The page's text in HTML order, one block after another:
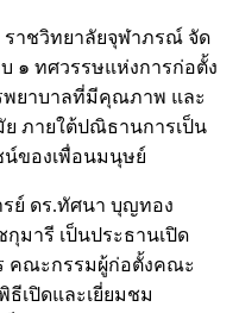
าชวิทยาลัยจุฬาภรณ์ จัด
๑ ทศวรรษแห่งการก่อตั้ง
พยาบาลที่มีคุณภาพ และ
ภายใต้ปณิธานการเป็น
ของเพื่อนมนุษย์
รย์ ดร.ทัศนา บุญทอง
มารี เป็นประธานเปิด
คณะกรรมผู้ก่อตั้งคณะ
เปิดและเยี่ยมชม